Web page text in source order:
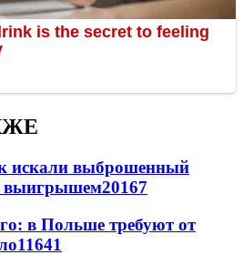
искали выброшенный
выигрышем20167
в Польше требуют от
11641